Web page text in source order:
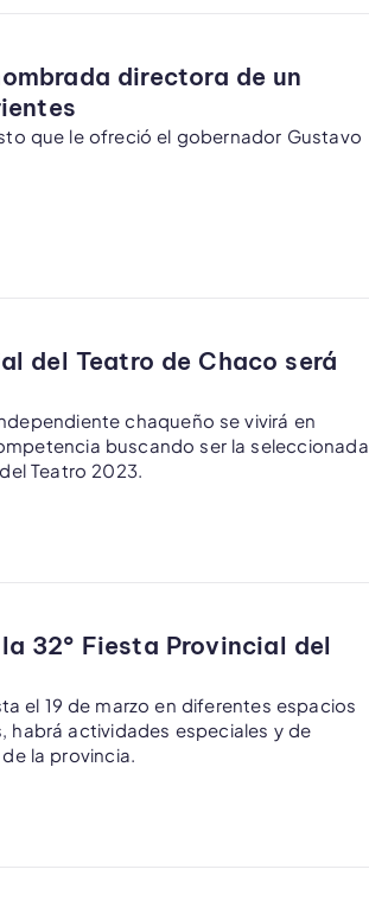
directora de un
que le ofreció el gobernador Gustavo
del Teatro de Chaco será
chaqueño se vivirá en
buscando ser la seleccionada
Teatro 2023.
32° Fiesta Provincial del
el 19 de marzo en diferentes espacios
habrá actividades especiales y de
la provincia.